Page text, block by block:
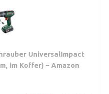
UniversalImpact
im Koffer) – Amazon